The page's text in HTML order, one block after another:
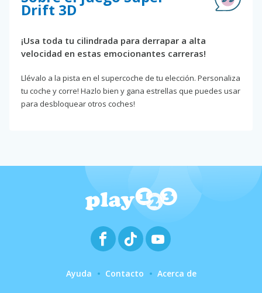
Drift 3D
¡Usa toda tu cilindrada para derrapar a alta
velocidad en estas emocionantes carreras!
Llévalo a la pista en el supercoche de tu elección. Personaliza
tu coche y corre! Hazlo bien y gana estrellas que puedes usar
para desbloquear otros coches!
Ayuda Contacto Acerca de